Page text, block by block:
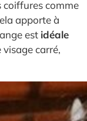
coiffures comme
apporte à
est idéale
visage carré,